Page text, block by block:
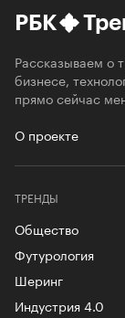
РБК
Рассказываем о
бизнесе,
прямо сейчас
О проекте
ТРЕНДЫ
Общество
Футурология
Шеринг
Индустрия 4.0